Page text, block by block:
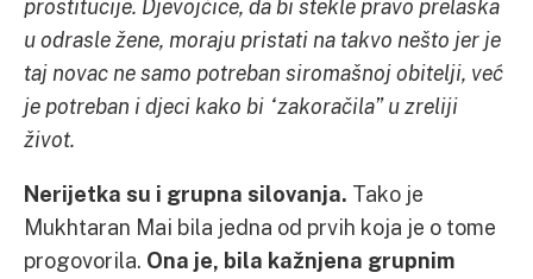
prostitucije. Djevojčice, da bi stekle pravo prelaska
u odrasle žene, moraju pristati na takvo nešto jer je
taj novac ne samo potreban siromašnoj obitelji, već
je potreban i djeci kako bi “zakoračila” u zreliji
život.
Nerijetka su i grupna silovanja. Tako je
Mukhtaran Mai bila jedna od prvih koja je o tome
progovorila. Ona je, bila kažnjena grupnim